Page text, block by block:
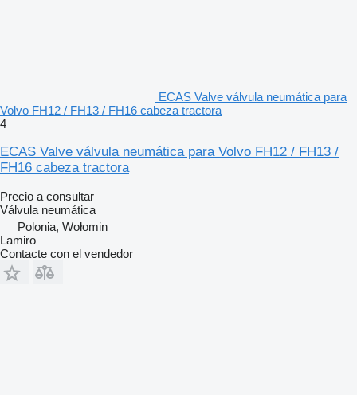
ECAS Valve válvula neumática para
Volvo FH12 / FH13 / FH16 cabeza tractora
4
ECAS Valve válvula neumática para Volvo FH12 / FH13 /
FH16 cabeza tractora
Precio a consultar
Válvula neumática
Polonia, Wołomin
Lamiro
Contacte con el vendedor